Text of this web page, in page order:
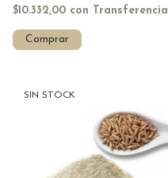
$10.332,00 con Transferencia
Comprar
SIN STOCK